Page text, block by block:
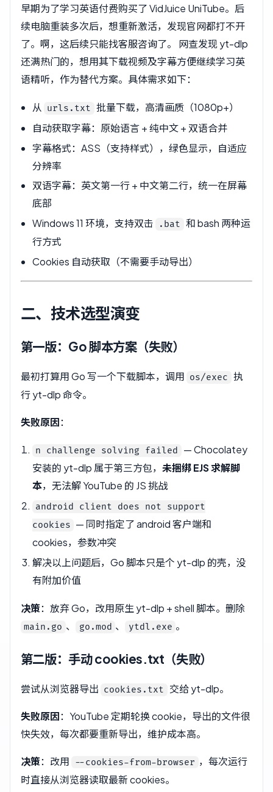
早期为了学习英语付费购买了 VidJuice UniTube。后
续电脑重装多次后，想重新激活，发现官网都打不开
了。啊，这后续只能找客服咨询了。 网查发现 yt-dlp
还满热门的，想用其下载视频及字幕方便继续学习英
语精听，作为替代方案。具体需求如下：
从 urls.txt 批量下载，高清画质（1080p+）
自动获取字幕：原始语言 + 纯中文 + 双语合并
字幕格式：ASS（支持样式），绿色显示，自适应
分辨率
双语字幕：英文第一行 + 中文第二行，统一在屏幕
底部
Windows 11 环境，支持双击
.bat 和 bash 两种运
行方式
Cookies 自动获取（不需要手动导出）
二、技术选型演变
第一版：Go 脚本方案（失败）
最初打算用 Go 写一个下载脚本，调用 os/exec 执
行 yt-dlp 命令。
失败原因：
n challenge solving failed
— Chocolatey
安装的 yt-dlp 属于第三方包， 未捆绑 EJS 求解脚
本，无法解 YouTube 的 JS 挑战
android client does not support
cookies — 同时指定了 android 客户端和
cookies，参数冲突
解决以上问题后，Go 脚本只是个 yt-dlp 的壳，没
有附加价值
决策：放弃 Go，改用原生 yt-dlp + shell 脚本。删除
main.go 、 go.mod 、 ytdl.exe 。
第二版：手动 cookies.txt（失败）
尝试从浏览器导出 cookies.txt 交给 yt-dlp。
失败原因：YouTube 定期轮换 cookie，导出的文件很
快失效，每次都要重新导出，维护成本高。
决策：改用 --cookies-from-browser ，每次运行
时直接从浏览器读取最新 cookies。